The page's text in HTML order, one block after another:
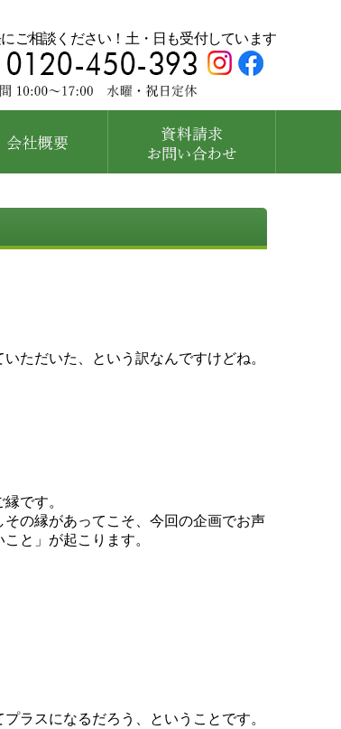
ご相談ください！土・日も受付しています
ただいた、という訳なんですけどね。
です。
の縁があってこそ、今回の企画でお声
と」が起こります。
ラスになるだろう、ということです。